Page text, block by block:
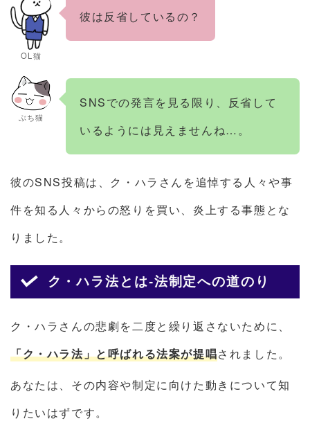
OL猫
彼は反省しているの？
ぶち猫
SNSでの発言を見る限り、反省して
いるようには見えませんね…。
彼のSNS投稿は、ク・ハラさんを追悼する人々や事
件を知る人々からの怒りを買い、炎上する事態とな
りました。
ク・ハラ法とは-法制定への道のり
ク・ハラさんの悲劇を二度と繰り返さないために、
「ク・ハラ法」と呼ばれる法案が提唱されました。
あなたは、その内容や制定に向けた動きについて知
りたいはずです。